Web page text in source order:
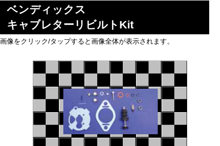
ベンディックス
キャブレターリビルトKit
画像をクリック/タップすると画像全体が表示されます。